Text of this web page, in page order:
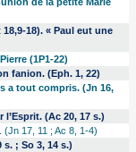
18). « Paul eut une
(1P1-22)
fanion. (Eph. 1, 22)
a tout compris. (Jn 16,
(Ac 20, 17 s.)
17, 11 ; Ac 8, 1-4)
; So 3, 14 s.)